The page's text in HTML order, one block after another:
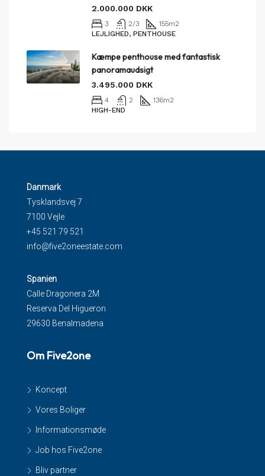
2.000.000 DKK
3 2/3 155m2
LEJLIGHED, PENTHOUSE
Kæmpe penthouse med fantastisk
panoramaudsigt
3.495.000 DKK
4 2 136m2
HIGH-END
Danmark
Tysklandsvej 7
7100 Vejle
+45 521 79 521
info@five2oneestate.com
Spanien
Calle Dragonera 2M
Reserva Del Higueron
29630 Benalmadena
Om Five2one
Koncept
Vores Boliger
Informationsmøde
Job hos Five2one
Bliv partner